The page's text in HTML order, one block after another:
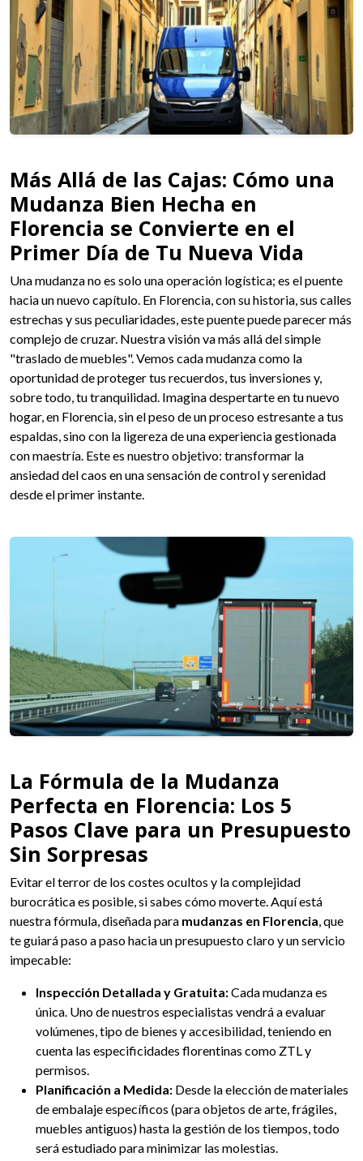
Más Allá de las Cajas: Cómo una
Mudanza Bien Hecha en
Florencia se Convierte en el
Primer Día de Tu Nueva Vida
Una mudanza no es solo una operación logística; es el puente
hacia un nuevo capítulo. En Florencia, con su historia, sus calles
estrechas y sus peculiaridades, este puente puede parecer más
complejo de cruzar. Nuestra visión va más allá del simple
"traslado de muebles". Vemos cada mudanza como la
oportunidad de proteger tus recuerdos, tus inversiones y,
sobre todo, tu tranquilidad. Imagina despertarte en tu nuevo
hogar, en Florencia, sin el peso de un proceso estresante a tus
espaldas, sino con la ligereza de una experiencia gestionada
con maestría. Este es nuestro objetivo: transformar la
ansiedad del caos en una sensación de control y serenidad
desde el primer instante.
La Fórmula de la Mudanza
Perfecta en Florencia: Los 5
Pasos Clave para un Presupuesto
Sin Sorpresas
Evitar el terror de los costes ocultos y la complejidad
burocrática es posible, si sabes cómo moverte. Aquí está
nuestra fórmula, diseñada para mudanzas en Florencia , que
te guiará paso a paso hacia un presupuesto claro y un servicio
impecable:
Inspección Detallada y Gratuita:Cada mudanza es
única. Uno de nuestros especialistas vendrá a evaluar
volúmenes, tipo de bienes y accesibilidad, teniendo en
cuenta las especificidades florentinas como ZTL y
permisos.
Planificación a Medida: Desde la elección de materiales
de embalaje específicos (para objetos de arte, frágiles,
muebles antiguos) hasta la gestión de los tiempos, todo
será estudiado para minimizar las molestias.